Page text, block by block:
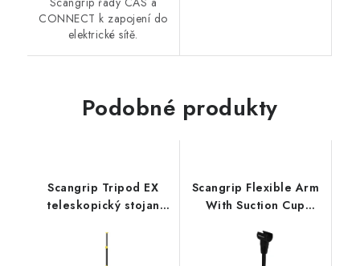
CONNECT k zapojení do
elektrické sítě.
Podobné produkty
Scangrip Tripod EX
teleskopický stojan
Scangrip Flexible Arm
With Suction Cup
přísavkou Line Light